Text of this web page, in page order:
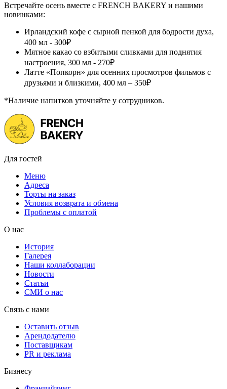
Встречайте осень вместе с FRENCH BAKERY и нашими
новинками:
Ирландский кофе с сырной пенкой для бодрости духа,
400 мл - 300₽
Мятное какао со взбитыми сливками для поднятия
настроения, 300 мл - 270₽
Латте «Попкорн» для осенних просмотров фильмов с
друзьями и близкими, 400 мл – 350₽
*Наличие напитков уточняйте у сотрудников.
Для гостей
Меню
Адреса
Торты на заказ
Условия возврата и обмена
Проблемы с оплатой
О нас
История
Галерея
Наши коллаборации
Новости
Статьи
СМИ о нас
Связь с нами
Оставить отзыв
Арендодателю
Поставщикам
PR и реклама
Бизнесу